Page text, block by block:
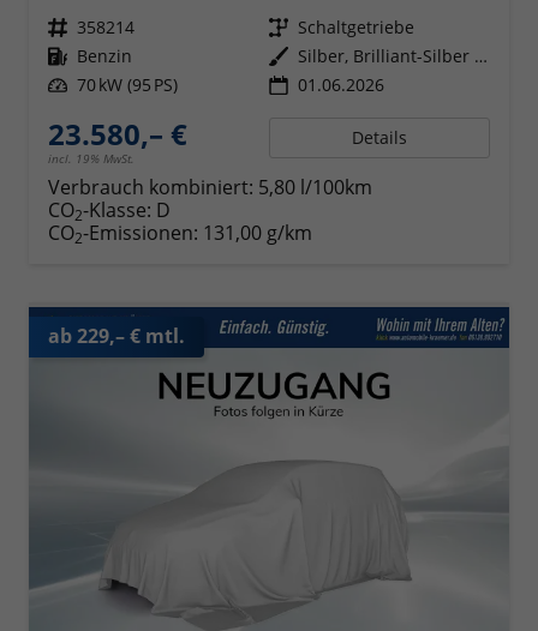
Fahrzeugnr. 358214 Getriebe Schaltgetriebe
Kraftstoff Benzin Außenfarbe
Silber, Brilliant-Silber Metallic (8E)
Leistung 70 kW (95 PS) 01.06.2026
23.580,– €
incl. 19% MwSt.
Details
Verbrauch kombiniert: 5,80 l/100km
CO2-Klasse: D
CO2-Emissionen: 131,00 g/km
ab 229,– € mtl.